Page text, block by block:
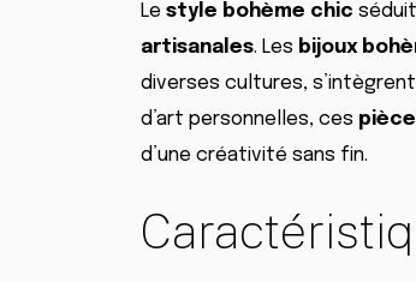
Le style bohème chic
artisanales. Les bijoux
diverses cultures,
d’art personnelles, ces
d’une créativité sans fin.